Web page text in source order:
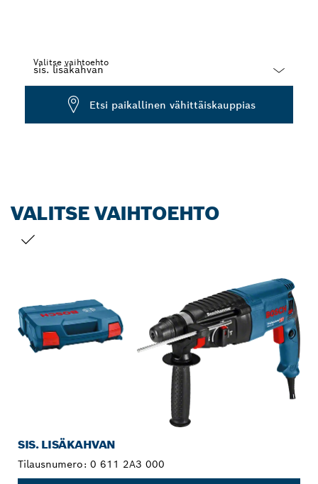
Valitse vaihtoehto
Dropdown
Etsi paikallinen vähittäiskauppias
VALITSE VAIHTOEHTO
SIS. LISÄKAHVAN
Tilausnumero: 0 611 2A3 000